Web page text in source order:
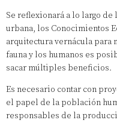
Se reflexionará a lo largo
urbana, los Conocimientos
arquitectura vernácula para
fauna y los humanos es
sacar múltiples beneficios.
Es necesario contar con
el papel de la población
responsables de la